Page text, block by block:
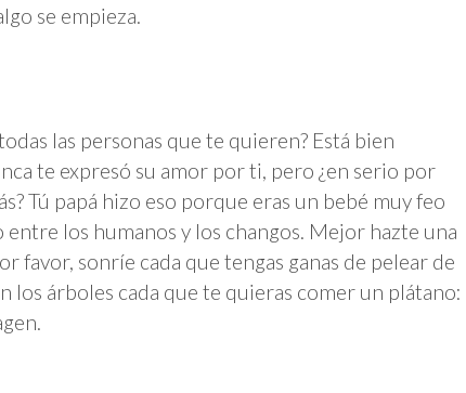
se empieza.
las personas que te quieren? Está bien
te expresó su amor por ti, pero ¿en serio por
Tú papá hizo eso porque eras un bebé muy feo
los humanos y los changos. Mejor hazte una
favor, sonríe cada que tengas ganas de pelear de
los árboles cada que te quieras comer un plátano: